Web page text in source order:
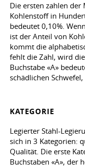
Die ersten zahlen
Kohlenstoff in
bedeutet 0,10%.
ist der Anteil von
kommt die
fehlt die Zahl, wird
Buchstabe «A»
schädlichen
KATEGORIE
Legierter Stahl-
sich in 3 Kategorien:
Qualität. Die erste
Buchstaben «A», der